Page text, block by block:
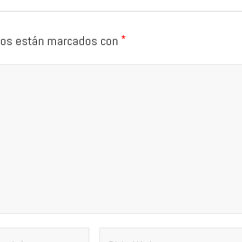
están marcados con *